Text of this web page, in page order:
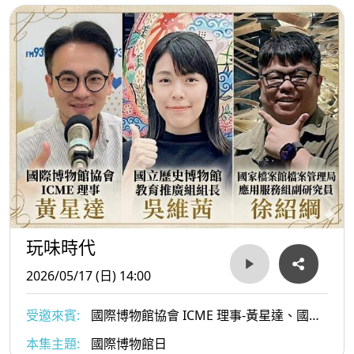
玩味時代
2026/05/17 (日) 14:00
受邀來賓:
國際博物館協會 ICME 理事-黃星達、國立
歷史博物館教育推廣組組長-吳維茜、國家檔案館檔案
本集主題: 國際博物館日